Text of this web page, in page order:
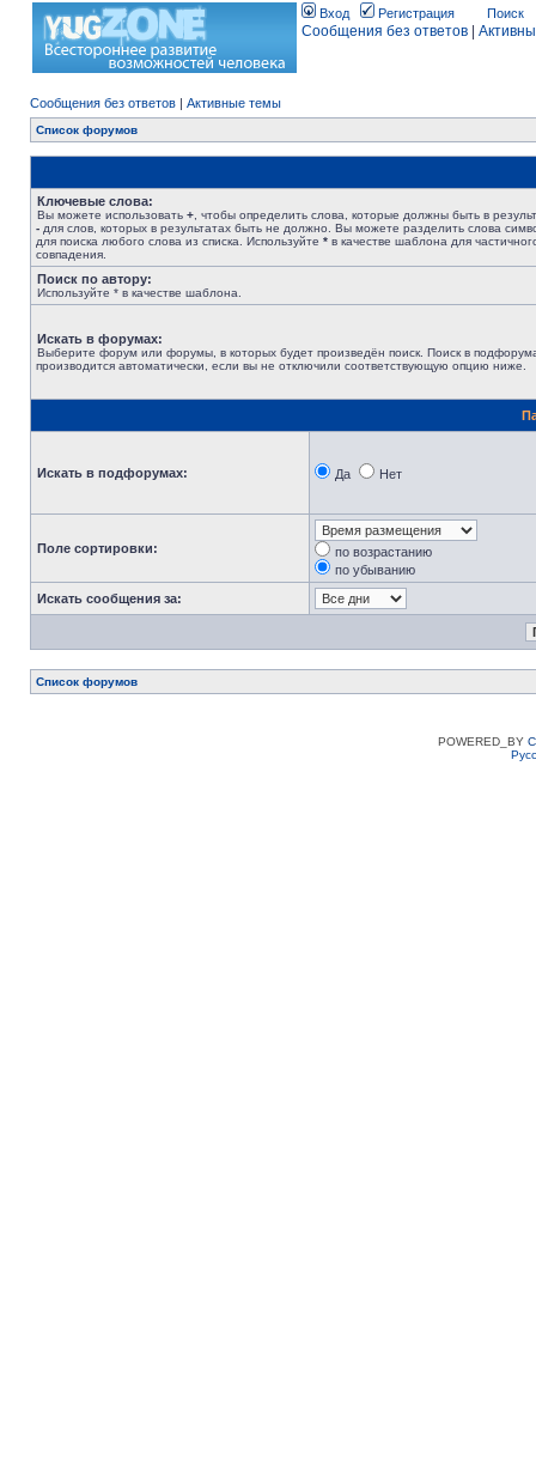
Вход Регистрация Поиск
Сообщения без ответов
Сообщения без ответов | Активные темы
Список форумов
Ключевые слова:
Вы можете использовать + , чтобы определить слова, которые должны быть в
- для слов, которых в результатах быть не должно. Вы можете разделить слова
для поиска любого слова из списка. Используйте * в качестве шаблона для
совпадения.
Поиск по автору:
Используйте * в качестве шаблона.
Искать в форумах:
Выберите форум или форумы, в которых будет произведён поиск. Поиск в
производится автоматически, если вы не отключили соответствующую опцию ниже.
Искать в подфорумах: Да Нет
Поле сортировки:
по возрастанию
по убыванию
Искать сообщения за:
Список форумов
POWERED_BY